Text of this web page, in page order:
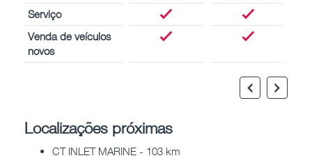
Serviço
Venda de veículos
novos
Localizações próximas
CT INLET MARINE - 103 km